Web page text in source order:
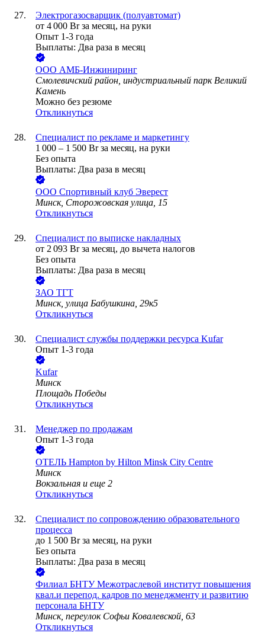
Электрогазосварщик (полуавтомат)
от 4 000 Br за месяц, на руки
Опыт 1-3 года
Выплаты: Два раза в месяц
ООО АМБ-Инжиниринг
Смолевичский район, индустриальный парк Великий
Камень
Можно без резюме
Откликнуться
Специалист по рекламе и маркетингу
1 000 – 1 500 Br за месяц, на руки
Без опыта
Выплаты: Два раза в месяц
ООО Спортивный клуб Эверест
Минск, Сторожовская улица, 15
Откликнуться
Специалист по выписке накладных
от 2 093 Br за месяц, до вычета налогов
Без опыта
Выплаты: Два раза в месяц
ЗАО ТГТ
Минск, улица Бабушкина, 29к5
Откликнуться
Специалист службы поддержки ресурса Kufar
Опыт 1-3 года
Kufar
Минск
Площадь Победы
Откликнуться
Менеджер по продажам
Опыт 1-3 года
ОТЕЛЬ Hampton by Hilton Minsk City Centre
Минск
Вокзальная и еще 2
Откликнуться
Специалист по сопровождению образовательного
процесса
до 1 500 Br за месяц, на руки
Без опыта
Выплаты: Два раза в месяц
Филиал БНТУ Межотраслевой институт повышения
квал.и перепод. кадров по менеджменту и развитию
персонала БНТУ
Минск, переулок Софьи Ковалевской, 63
Откликнуться